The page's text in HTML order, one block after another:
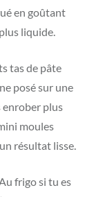
en goûtant
liquide.
tas de pâte
posé sur une
enrober plus
moules
résultat lisse.
frigo si tu es